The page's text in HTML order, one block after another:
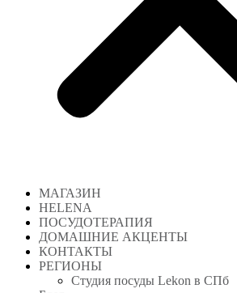
МАГАЗИН
HELENA
ПОСУДОТЕРАПИЯ
ДОМАШНИЕ АКЦЕНТЫ
КОНТАКТЫ
РЕГИОНЫ
Студия посуды Lekon в СПб